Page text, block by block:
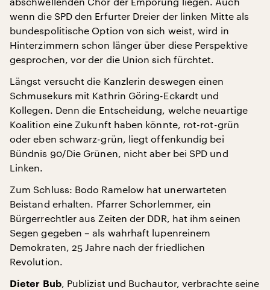
wenn die SPD den Erfurter Dreier der linken Mitte als
bundespolitische Option von sich weist, wird in
Hinterzimmern schon länger über diese Perspektive
gesprochen, vor der die Union sich fürchtet.
Längst versucht die Kanzlerin deswegen einen
Schmusekurs mit Kathrin Göring-Eckardt und
Kollegen. Denn die Entscheidung, welche neuartige
Koalition eine Zukunft haben könnte, rot-rot-grün
oder eben schwarz-grün, liegt offenkundig bei
Bündnis 90/Die Grünen, nicht aber bei SPD und
Linken.
Zum Schluss: Bodo Ramelow hat unerwarteten
Beistand erhalten. Pfarrer Schorlemmer, ein
Bürgerrechtler aus Zeiten der DDR, hat ihm seinen
Segen gegeben – als wahrhaft lupenreinem
Demokraten, 25 Jahre nach der friedlichen
Revolution.
Dieter Bub, Publizist und Buchautor, verbrachte seine